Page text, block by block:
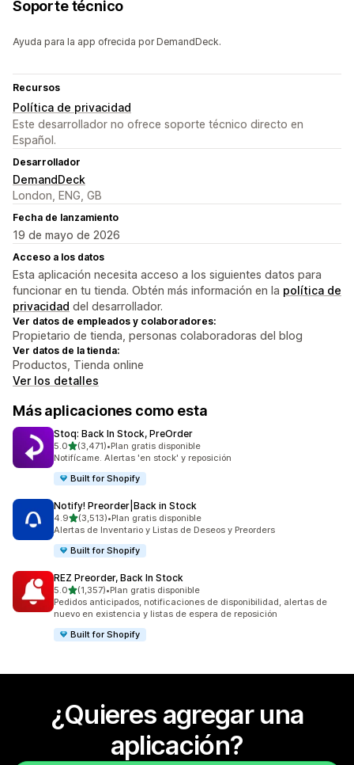
Soporte técnico
Ayuda para la app ofrecida por DemandDeck.
Recursos
Política de privacidad
Este desarrollador no ofrece soporte técnico directo en
Español.
Desarrollador
DemandDeck
London, ENG, GB
Fecha de lanzamiento
19 de mayo de 2026
Acceso a los datos
Esta aplicación necesita acceso a los siguientes datos para
funcionar en tu tienda. Obtén más información en la política de
privacidad del desarrollador.
Ver datos de empleados y colaboradores:
Propietario de tienda, personas colaboradoras del blog
Ver datos de la tienda:
Productos, Tienda online
Ver los detalles
Más aplicaciones como esta
Stoq: Back In Stock, PreOrder
5.0de 5 estrellas
(3,471)
3471 reseñas en total
•Plan gratis disponible
Notifícame. Alertas 'en stock' y reposición
Built for Shopify
Notify! Preorder|Back in Stock
4.9de 5 estrellas
(3,513)
3513 reseñas en total
•Plan gratis disponible
Alertas de Inventario y Listas de Deseos y Preorders
Built for Shopify
REZ Preorder, Back In Stock
5.0de 5 estrellas
(1,357)
1357 reseñas en total
•Plan gratis disponible
Pedidos anticipados, notificaciones de disponibilidad, alertas de
nuevo en existencia y listas de espera de reposición
Built for Shopify
¿Quieres agregar una
aplicación?